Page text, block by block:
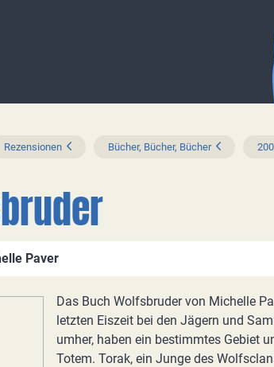
Rezensionen Bücher, Bücher, Bücher
Paver
Das Buch Wolfsbruder von Michelle
letzten Eiszeit bei den Jägern und
umher, haben ein bestimmtes Gebiet
Totem. Torak, ein Junge des